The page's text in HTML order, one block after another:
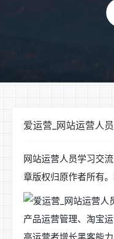
爱运营_网站运营人
网站运营人员学习交
章版权归原作者所有